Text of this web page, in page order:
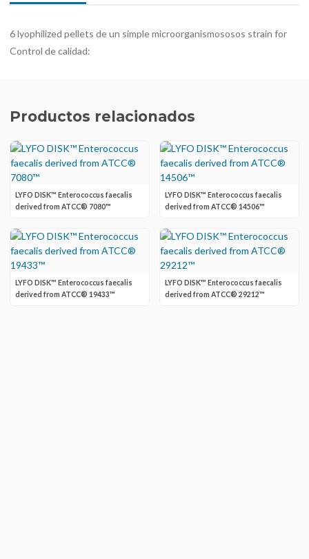
6 lyophilized pellets de un simple microorganismososos strain for
Control de calidad:
Productos relacionados
LYFO DISK™ Enterococcus faecalis
derived from ATCC® 7080™
LYFO DISK™ Enterococcus faecalis
derived from ATCC® 14506™
LYFO DISK™ Enterococcus faecalis
derived from ATCC® 19433™
LYFO DISK™ Enterococcus faecalis
derived from ATCC® 29212™